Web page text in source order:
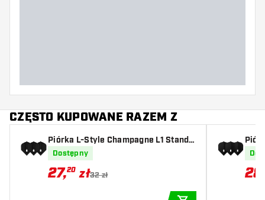
CZĘSTO KUPOWANE RAZEM Z
Piórka L-Style Champagne L1 Standa
rd Solid Black
Dostępny
27,20 zł32 zł 28